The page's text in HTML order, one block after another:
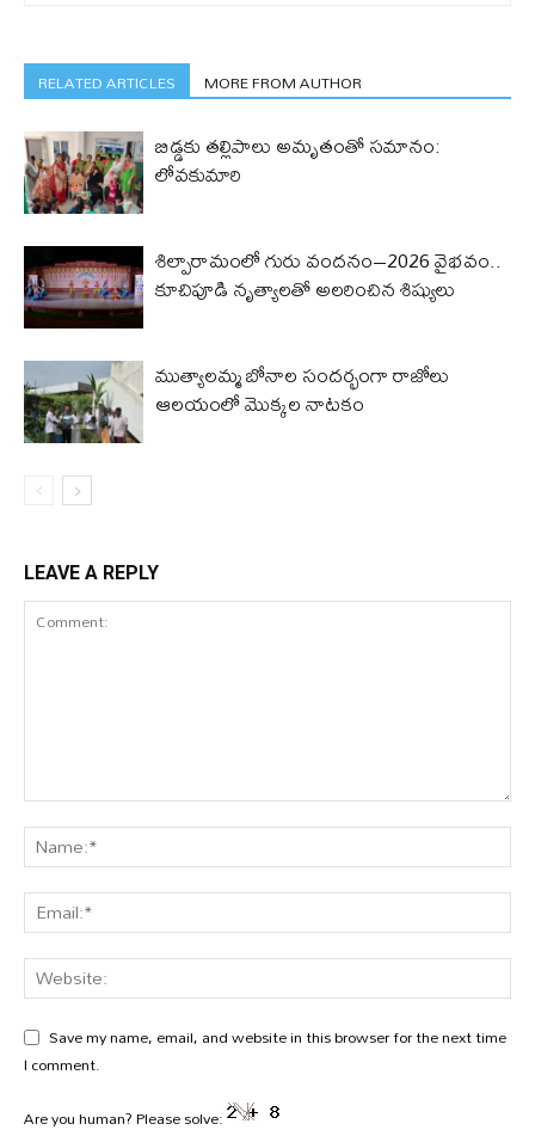
RELATED ARTICLES MORE FROM AUTHOR
బిడ్డ‌కు త‌ల్లిపాలు అమృతంతో స‌మానం:
లోవ‌కుమారి
శిల్పారామంలో గురు వందనం–2026 వైభవం..
కూచిపూడి నృత్యాలతో అలరించిన శిష్యులు
ముత్యాలమ్మ బోనాల సందర్భంగా రాజోలు
ఆలయంలో మొక్కల నాటకం
LEAVE A REPLY
Save my name, email, and website in this browser for the next time
I comment.
Are you human? Please solve: